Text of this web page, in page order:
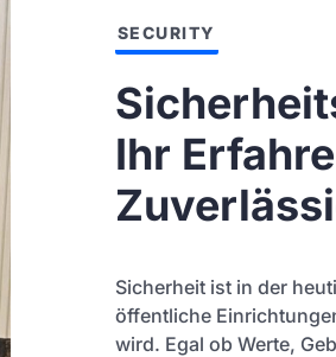
SECURITY
Ihr
Sicherheit ist in der
öffentliche
wird. Egal ob Werte,